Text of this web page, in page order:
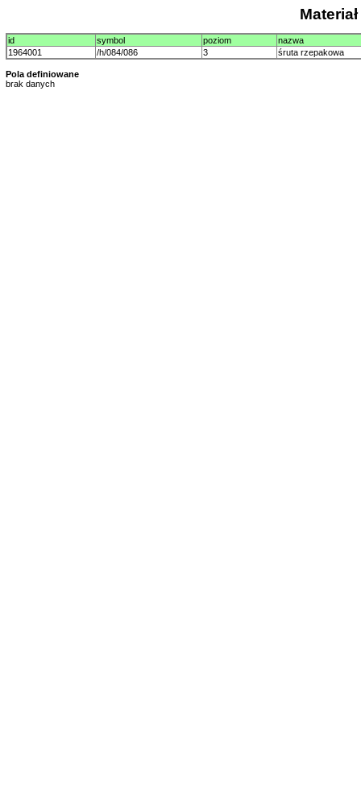
id symbol poziom
nazwa
1964001
/h/084/086 3 śruta rzepakowa
Pola definiowane
brak danych